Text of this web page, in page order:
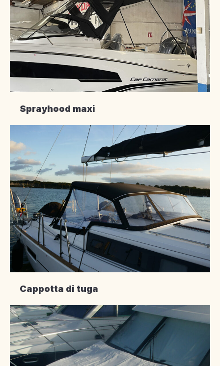
Sprayhood maxi
Cappotta di tuga